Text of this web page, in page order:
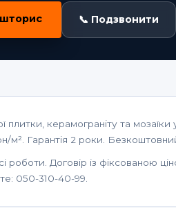
📞 Подзвонити
плитки, керамограніту та мозаїки
м². Гарантія 2 роки.
роботи. Договір із фіксованою
050-310-40-99.